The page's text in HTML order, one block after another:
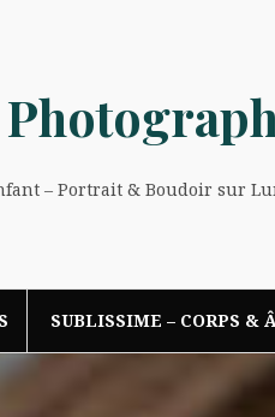
– Portrait & Boudoir sur
SUBLISSIME – CORPS &